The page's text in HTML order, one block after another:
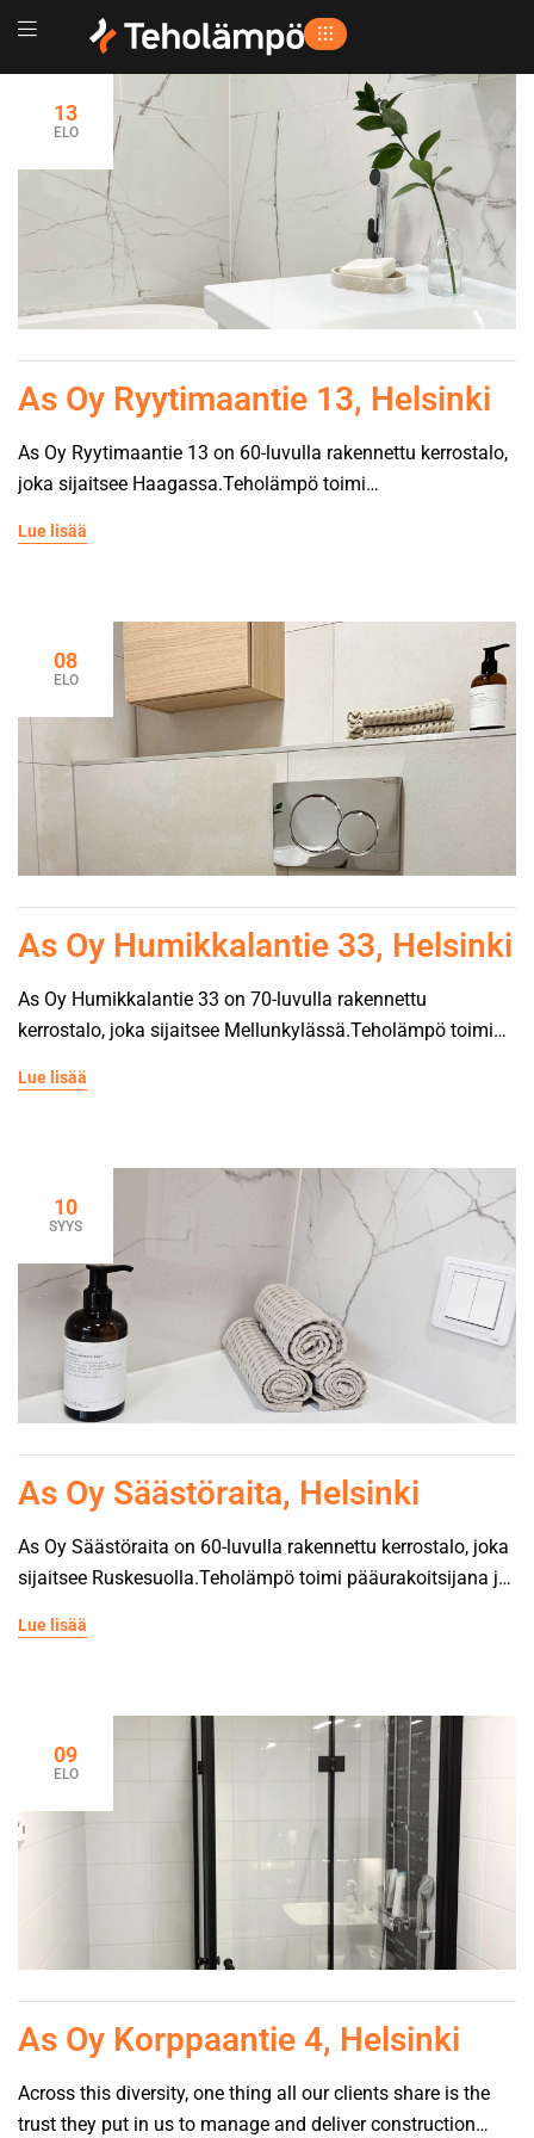
13
ELO
As Oy Ryytimaantie 13, Helsinki
As Oy Ryytimaantie 13 on 60-luvulla rakennettu kerrostalo,
joka sijaitsee Haagassa.Teholämpö toimi
viemärit kerroksissa, ja pohjaviemärit sukitettiin. Kaikki
nuohottiin myös vesi-, viemäri ja sähköliittymä uusittiin.
Asennettiin maalämpö ja patteriventtiilit uusittiin.
Saunaosasto remontoitiin ja yleisten tilojen pinnat
maalattiin sekö kerrostaso-ovet […]
Lue lisää
08
ELO
As Oy Humikkalantie 33, Helsinki
As Oy Humikkalantie 33 on 70-luvulla rakennettu
kerrostalo, joka sijaitsee Mellunkylässä.Teholämpö toimi
viemärit kerroksissa, ja pohjaviemärit sukitettiin. Asuntojen
nuohottiin ja vesi ja viemäriliittymät uusittiin.
”Teholämmöllä oli kattavin ja selkeä tarjouksen sisältö
verrattuna muihin, jolloin pystyttiin vakuuttumaan siitä,
että kustannuspuolen […]
Lue lisää
10
SYYS
As Oy Säästöraita, Helsinki
As Oy Säästöraita on 60-luvulla rakennettu kerrostalo, joka
sijaitsee Ruskesuolla.Teholämpö toimi pääurakoitsijana ja
käyttövesiputket, viemärit kerroksissa, ja pohjaviemärit
uusittiin ja kanavat nuohottiin ja sähköliittymä uusittiin.
”Laitoimme useita tarjouspyyntöjä, mutta Teholämpö
vaikutti hinta-laatusuhteeltaan parhaimmalta. Huomattiin,
että Teholämpö oli tehnyt samankokoisia […]
Lue lisää
09
ELO
As Oy Korppaantie 4, Helsinki
Across this diversity, one thing all our clients share is the
trust they put in us to manage and deliver construction